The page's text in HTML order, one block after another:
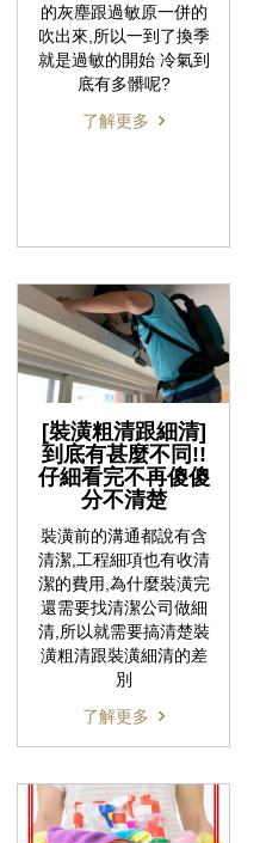
的灰塵跟過敏原一併的
吹出來,所以一到了換季
就是過敏的開始 冷氣到
底有多髒呢?
了解更多
[裝潢粗清跟細清]
到底有甚麼不同!!
仔細看完不再傻傻
分不清楚
裝潢前的溝通都說有含
清潔,工程細項也有收清
潔的費用,為什麼裝潢完
還需要找清潔公司做細
清,所以就需要搞清楚裝
潢粗清跟裝潢細清的差
別
了解更多